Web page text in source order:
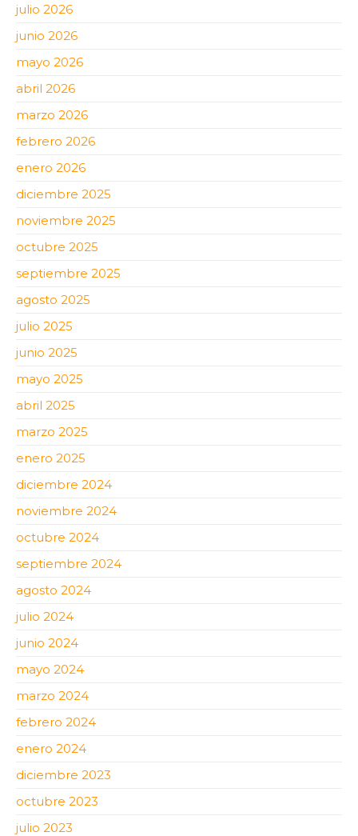
julio 2026
junio 2026
mayo 2026
abril 2026
marzo 2026
febrero 2026
enero 2026
diciembre 2025
noviembre 2025
octubre 2025
septiembre 2025
agosto 2025
julio 2025
junio 2025
mayo 2025
abril 2025
marzo 2025
enero 2025
diciembre 2024
noviembre 2024
octubre 2024
septiembre 2024
agosto 2024
julio 2024
junio 2024
mayo 2024
marzo 2024
febrero 2024
enero 2024
diciembre 2023
octubre 2023
julio 2023